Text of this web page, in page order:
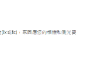
現惡意使用之情形，
採取法律行動。